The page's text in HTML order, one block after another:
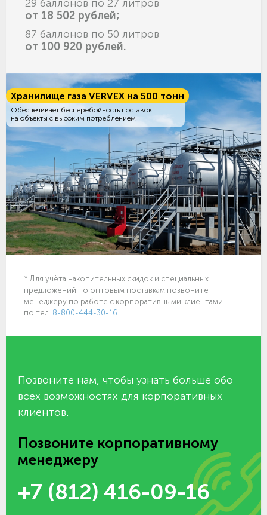
29 баллонов по 27 литров
от 18 502 рублей;
87 баллонов по 50 литров
от 100 920 рублей.
Хранилище газа VERVEX на 500 тонн
Обеспечивает бесперебойность поставок
на объекты с высоким потреблением
* Для учёта накопительных скидок и специальных
предложений по оптовым поставкам позвоните
менеджеру по работе с корпоративными клиентами
по тел. 8-800-444-30-16
Позвоните нам, чтобы узнать больше обо
всех возможностях для корпоративных
клиентов.
Позвоните корпоративному
менеджеру
+7 (812) 416-09-16